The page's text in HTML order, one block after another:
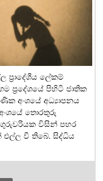
ප්‍රාදේශීය ලේකම්
ප්‍රදේශයේ පිහිටි ජාතික
අංශයේ අධ්‍යාපනය
තොරතුරු
විසින් පහර
වී තිබේ. සිද්ධිය